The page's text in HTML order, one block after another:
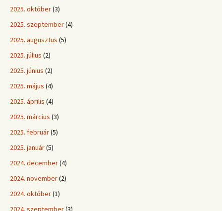
2025. október(3)
2025. szeptember(4)
2025. augusztus (5)
2025. július (2)
2025. június (2)
2025. május (4)
2025. április (4)
2025. március (3)
2025. február(5)
2025. január(5)
2024. december(4)
2024. november(2)
2024. október(1)
2024. szeptember(3)